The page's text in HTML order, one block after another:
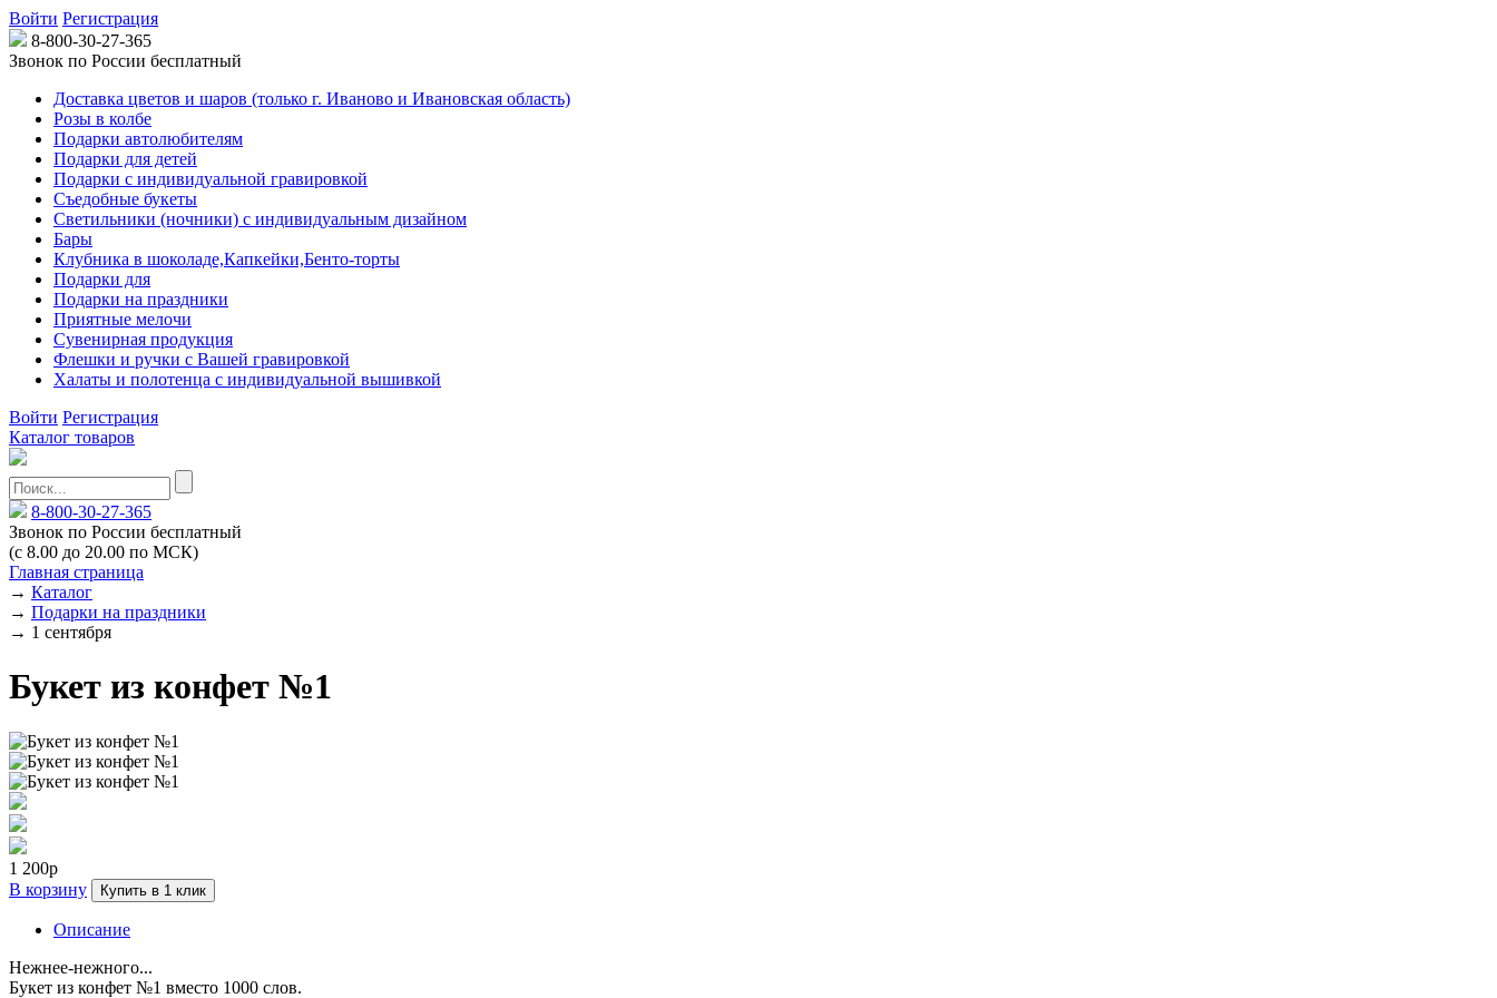
Войти Регистрация
8-800-30-27-365
Звонок по России бесплатный
Доставка цветов и шаров (только г. Иваново и Ивановская область)
Розы в колбе
Подарки автолюбителям
Подарки для детей
Подарки с индивидуальной гравировкой
Съедобные букеты
Светильники (ночники) с индивидуальным дизайном
Бары
Клубника в шоколаде,Капкейки,Бенто-торты
Подарки для
Подарки на праздники
Приятные мелочи
Сувенирная продукция
Флешки и ручки с Вашей гравировкой
Халаты и полотенца с индивидуальной вышивкой
Войти Регистрация
Каталог товаров
8-800-30-27-365
Звонок по России бесплатный
(с 8.00 до 20.00 по МСК)
Главная страница
→ Каталог
→ Подарки на праздники
→ 1 сентября
Букет из конфет №1
1 200р
В корзину
Купить в 1 клик
Описание
Нежнее-нежного...
Букет из конфет №1 вместо 1000 слов.